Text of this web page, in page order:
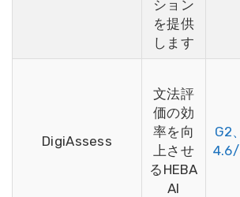
ション
を提供
します
DigiAssess
文法評
価の効
率を向
上させ
るHEBA
AI
G2、